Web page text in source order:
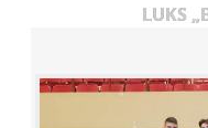
LUKS